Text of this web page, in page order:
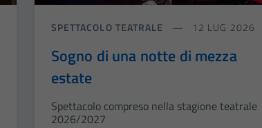
SPETTACOLO TEATRALE 12 LUG 2026
Sogno di una notte di mezza
estate
Spettacolo compreso nella stagione teatrale
2026/2027